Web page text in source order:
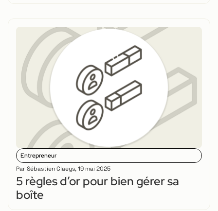
Entrepreneur
Par Sébastien Claeys,19 mai 2025
5 règles d’or pour bien gérer sa
boîte